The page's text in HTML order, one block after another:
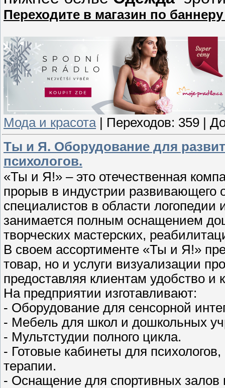
Переходите в магазин по
Мода и красота| Переходов: 359
Ты и Я. Оборудование для
психологов.
«Ты и Я!» – это отечественная
прорыв в индустрии развивающего
специалистов в области
занимается полным оснащением
творческих мастерских,
В своем ассортименте «Ты и Я!»
товар, но и услуги визуализации
предоставляя клиентам удобство и
На предприятии изготавливают:
- Оборудование для сенсорной
- Мебель для школ и дошкольных
- Мультстудии полного цикла.
- Готовые кабинеты для
терапии.
- Оснащение для спортивных залов